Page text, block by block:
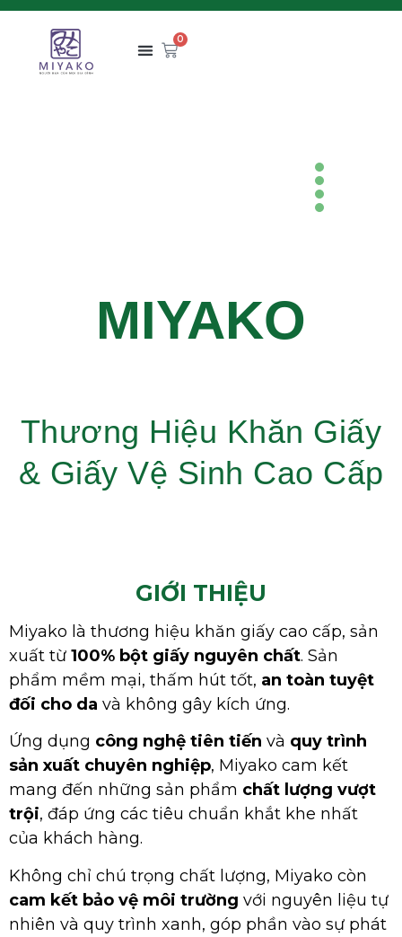
0
MIYAKO
Thương Hiệu Khăn Giấy
& Giấy Vệ Sinh Cao Cấp
GIỚI THIỆU
Miyako là thương hiệu khăn giấy cao cấp, sản
xuất từ 100% bột giấy nguyên chất. Sản
phẩm mềm mại, thấm hút tốt, an toàn tuyệt
đối cho da và không gây kích ứng.
Ứng dụng công nghệ tiên tiến và quy trình
sản xuất chuyên nghiệp, Miyako cam kết
mang đến những sản phẩm chất lượng vượt
trội, đáp ứng các tiêu chuẩn khắt khe nhất
của khách hàng.
Không chỉ chú trọng chất lượng, Miyako còn
cam kết bảo vệ môi trường với nguyên liệu tự
nhiên và quy trình xanh, góp phần vào sự phát